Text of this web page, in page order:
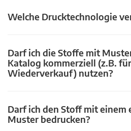
Welche Drucktechnologie
Darf ich die Stoffe mit
Katalog kommerziell (z.B. für
Wiederverkauf) nutzen?
Darf ich den Stoff mit einem
Muster bedrucken?